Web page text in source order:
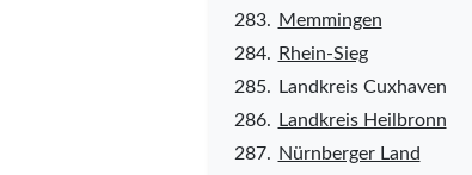
283. Memmingen
284.
Rhein-Sieg
285.
Landkreis Cuxhaven
286.
Landkreis Heilbronn
287. Nürnberger Land